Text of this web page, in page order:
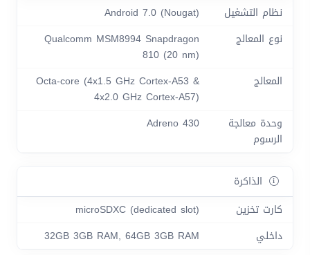
نظام التشغيل
Android 7.0 (Nougat)
نوع المعالج
Qualcomm MSM8994 Snapdragon
810 (20 nm)
المعالج
Octa-core (4x1.5 GHz Cortex-A53 &
4x2.0 GHz Cortex-A57)
وحدة معالجة
الرسوم
Adreno 430
الذاكرة
كارت تخزين
microSDXC (dedicated slot)
داخلي
32GB 3GB RAM, 64GB 3GB RAM